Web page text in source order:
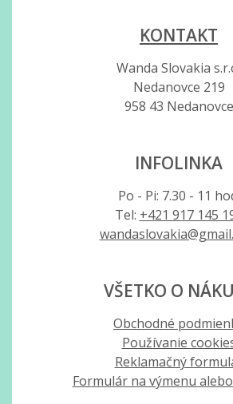
KONTAKT
Wanda Slovakia
Nedanovce 219
958 43 Nedanovce
INFOLINKA
Po - Pi: 7.30 - 11
Tel: +421 917 145
VŠETKO O
Obchodné
Používanie
Reklamačný
Formulár na výmenu